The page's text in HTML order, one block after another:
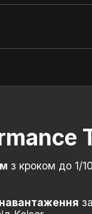
з кроком до 1/